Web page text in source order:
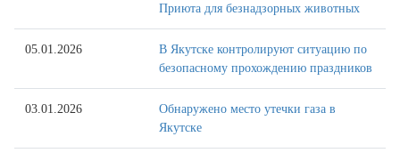
Приюта для безнадзорных животных
05.01.2026
В Якутске контролируют ситуацию по
безопасному прохождению праздников
03.01.2026
Обнаружено место утечки газа в
Якутске